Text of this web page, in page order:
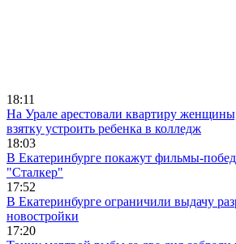
18:11
На Урале арестовали квартиру
взятку устроить ребенка в колледж
18:03
В Екатеринбурге покажут фильмы-
"Сталкер"
17:52
В Екатеринбурге ограничили выдачу
новостройки
17:20